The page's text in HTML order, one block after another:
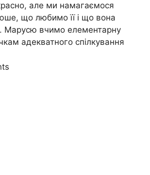
але ми намагаємося
що любимо її і що вона
Марусю вчимо елементарну
адекватного спілкування